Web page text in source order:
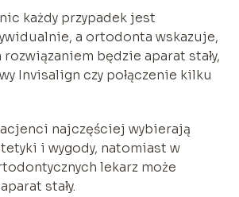
każdy przypadek jest
a ortodonta wskazuje,
rozwiązaniem będzie aparat stały,
Invisalign czy połączenie kilku
najczęściej wybierają
i wygody, natomiast w
lekarz może
stały.